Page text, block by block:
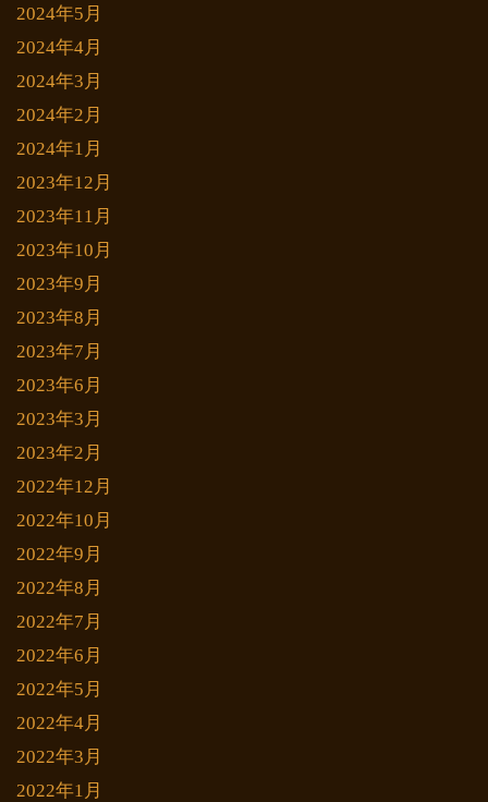
2024年5月
2024年4月
2024年3月
2024年2月
2024年1月
2023年12月
2023年11月
2023年10月
2023年9月
2023年8月
2023年7月
2023年6月
2023年3月
2023年2月
2022年12月
2022年10月
2022年9月
2022年8月
2022年7月
2022年6月
2022年5月
2022年4月
2022年3月
2022年1月